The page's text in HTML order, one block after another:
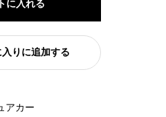
に入れる
入りに追加する
アカー